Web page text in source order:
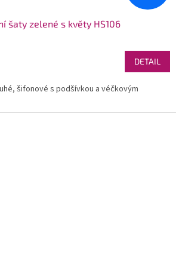
šaty zelené s květy HS106
DETAIL
šifonové s podšívkou a véčkovým